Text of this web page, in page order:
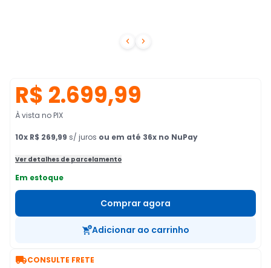
 
R$ 2.699,99
À vista no PIX
10x R$ 269,99 s/ juros ou em até 36x no NuPay
Ver detalhes de parcelamento
Em estoque
Comprar agora
Adicionar ao carrinho
CONSULTE FRETE